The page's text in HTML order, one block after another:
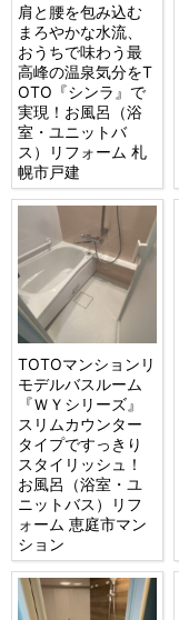
肩と腰を包み込む
まろやかな水流、
おうちで味わう最
高峰の温泉気分をT
OTO『シンラ』で
実現！お風呂（浴
室・ユニットバ
ス）リフォーム 札
幌市戸建
TOTOマンションリ
モデルバスルーム
『ＷＹシリーズ』
スリムカウンター
タイプですっきり
スタイリッシュ！
お風呂（浴室・ユ
ニットバス）リフ
ォーム 恵庭市マン
ション